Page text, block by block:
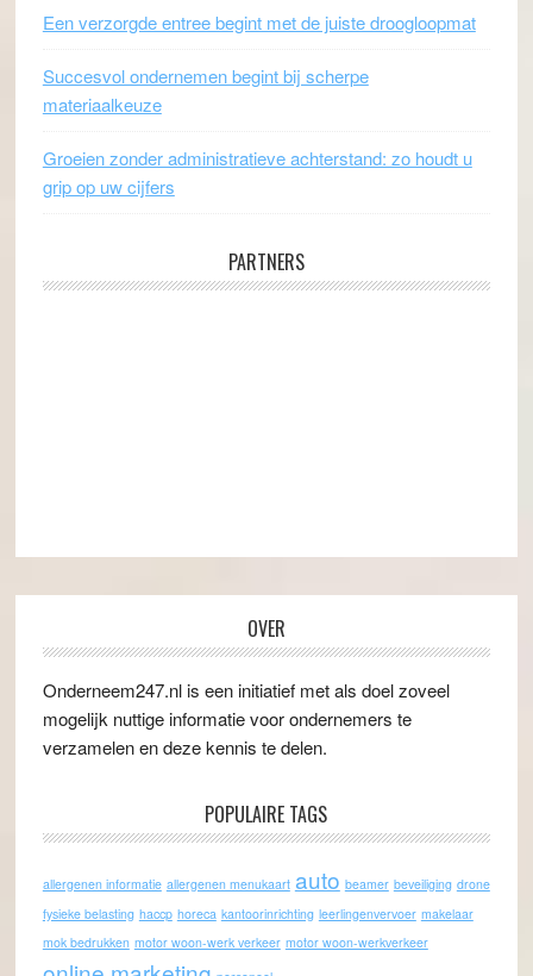
Een verzorgde entree begint met de juiste droogloopmat
Succesvol ondernemen begint bij scherpe
materiaalkeuze
Groeien zonder administratieve achterstand: zo houdt u
grip op uw cijfers
PARTNERS
OVER
Onderneem247.nl is een initiatief met als doel zoveel
mogelijk nuttige informatie voor ondernemers te
verzamelen en deze kennis te delen.
POPULAIRE TAGS
allergenen informatie allergenen menukaart auto beamer beveiliging drone
fysieke belasting haccp horeca kantoorinrichting leerlingenvervoer makelaar
mok bedrukken motor woon-werk verkeer motor woon-werkverkeer